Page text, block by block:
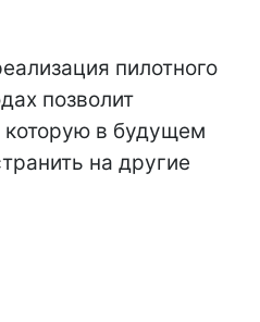
пилотного
позволит
которую в будущем
на другие